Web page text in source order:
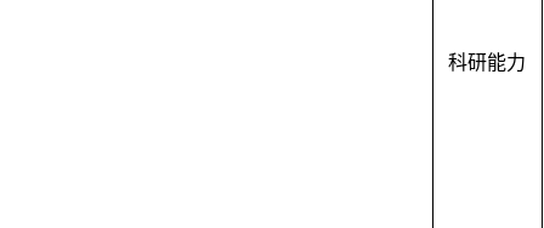
科研能力